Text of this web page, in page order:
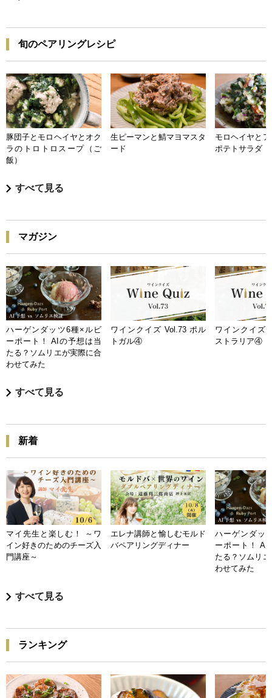
旬のペアリングレシピ
豚団子とモロヘイヤとオク
ラのトロトロスープ（ご
飯）
生ピーマンと鯖マヨマスタ
ード
モロヘイヤと
ポテトサラダ
すべて見る
マガジン
ハーゲンダッツ6種×ルビ
ーポート！ AIの予想は当
たる？ソムリエが実際に合
わせてみた
ワインクイズ Vol.73 ポル
トガル④
ワインクイズ
ストラリア④
すべて見る
新着
マイ先生と楽しむ！ ～ワ
イン好きのためのチーズ入
門講座～
エレナ講師と愉しむモルド
バペアリングディナー
ハーゲンダッ
ーポート！ AI
たる？ソムリ
わせてみた
すべて見る
ランキング